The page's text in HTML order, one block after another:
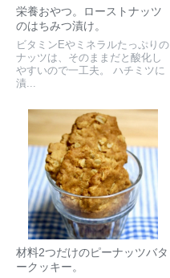
栄養おやつ。ローストナッツ
のはちみつ漬け。
ビタミンEやミネラルたっぷりの
ナッツは、そのままだと酸化し
やすいので一工夫。 ハチミツに
漬...
材料2つだけのピーナッツバタ
ークッキー。